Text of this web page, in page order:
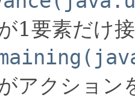
1要素だけ
アクション